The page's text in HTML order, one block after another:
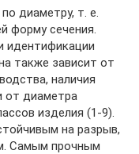
диаметру, т. е.
форму сечения.
идентификации
также зависит от
наличия
от диаметра
изделия (1-9).
на разрыв,
Самым прочным